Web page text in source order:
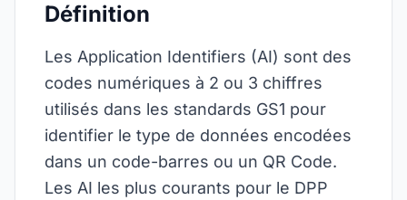
Définition
Les Application Identifiers (AI) sont des
codes numériques à 2 ou 3 chiffres
utilisés dans les standards GS1 pour
identifier le type de données encodées
dans un code-barres ou un QR Code.
Les AI les plus courants pour le DPP